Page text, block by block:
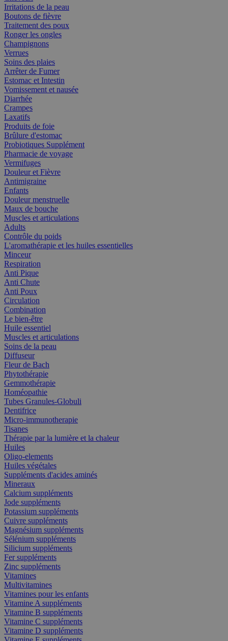
Irritations de la peau
Boutons de fièvre
Traitement des poux
Ronger les ongles
Champignons
Verrues
Soins des plaies
Arrêter de Fumer
Estomac et Intestin
Vomissement et nausée
Diarrhée
Crampes
Laxatifs
Produits de foie
Brûlure d'estomac
Probiotiques Supplément
Pharmacie de voyage
Vermifuges
Douleur et Fièvre
Antimigraine
Enfants
Douleur menstruelle
Maux de bouche
Muscles et articulations
Adults
Contrôle du poids
L'aromathérapie et les huiles essentielles
Minceur
Respiration
Anti Pique
Anti Chute
Anti Poux
Circulation
Combination
Le bien-être
Huile essentiel
Muscles et articulations
Soins de la peau
Diffuseur
Fleur de Bach
Phytothérapie
Gemmothérapie
Homéopathie
Tubes Granules-Globuli
Dentifrice
Micro-immunotherapie
Tisanes
Thérapie par la lumière et la chaleur
Huiles
Oligo-elements
Huiles végétales
Suppléments d'acides aminés
Mineraux
Calcium suppléments
Jode suppléments
Potassium suppléments
Cuivre suppléments
Magnésium suppléments
Sélénium suppléments
Silicium suppléments
Fer suppléments
Zinc suppléments
Vitamines
Multivitamines
Vitamines pour les enfants
Vitamine A suppléments
Vitamine B suppléments
Vitamine C suppléments
Vitamine D suppléments